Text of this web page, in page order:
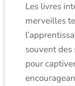
Les livres
merveilles
souvent des
pour